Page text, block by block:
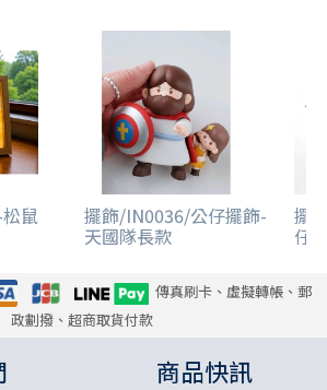
鼠 擺飾/IN0036/公仔擺飾-
天國隊長款
擺
仔
傳真刷卡、虛擬轉帳、郵
政劃撥、超商取貨付款
商品快訊